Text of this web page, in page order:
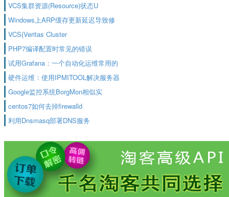
VCS集群资源(Resource)状态U
Windows上ARP缓存更新延迟导致修
VCS(Veritas Cluster
PHP7编译配置时常见的错误
试用Grafana：一个自动化运维常用的
硬件运维：使用IPMITOOL解决服务器
Google监控系统BorgMon相似实
centos7如何去掉firewalld
利用Dnsmasq部署DNS服务